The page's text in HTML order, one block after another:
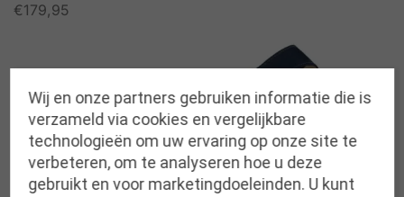
€179,95
Nieuw Nieuw
Wij en onze partners gebruiken informatie die is
verzameld via cookies en vergelijkbare
technologieën om uw ervaring op onze site te
verbeteren, om te analyseren hoe u deze
gebruikt en voor marketingdoeleinden. U kunt